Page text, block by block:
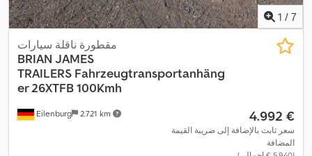
1 / 7
Eilenburg 2.721 km
مقطورة ناقلة سيارات
BRIAN JAMES
TRAILERS Fahrzeugtransportanhäng
er 26XTFB 100Kmh
‏4.992 €
سعر ثابت بالإضافة إلى ضريبة القيمة
المضافة